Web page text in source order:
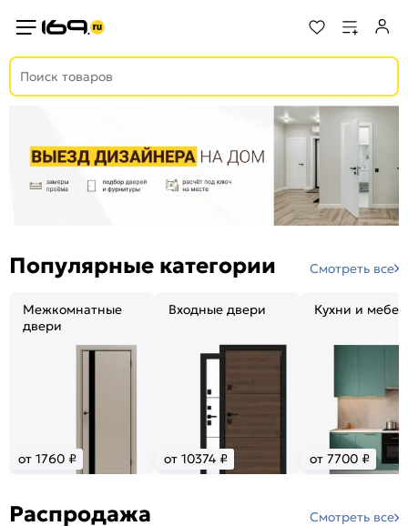
Популярные категории Смотреть все
Межкомнатные
двери
от 1760 ₽
Входные двери
от 10374 ₽
Кухни и
от 7700 ₽
Распродажа Смотреть все